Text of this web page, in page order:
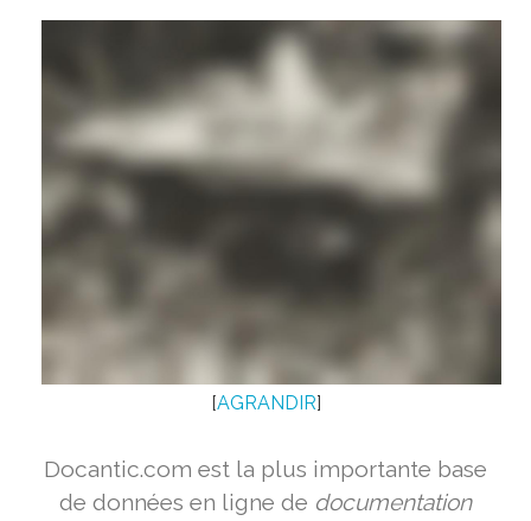
[AGRANDIR]
Docantic.com est la plus importante base
de données en ligne de documentation